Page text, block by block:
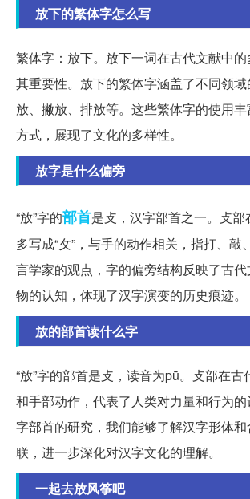
放下的繁体字怎么写
繁体字：放下。放下一词在古代文献中
其重要性。放下的繁体字涵盖了不同领
放、撇放、排放等。这些繁体字的使用
方式，展现了文化的多样性。
放字是什么偏旁
“放”字的部首是攴，汉字部首之一。攴
多写成“攵”，与手的动作相关，指打、敲
言学家的观点，字的偏旁结构反映了古
物的认知，体现了汉字演变的历史痕迹。
放的部首读什么字
“放”字的部首是攴，读音为pū。攴部在
和手部动作，代表了人类对力量和行为
字部首的研究，我们能够了解汉字形体
联，进一步深化对汉字文化的理解。
一起去放风筝吧